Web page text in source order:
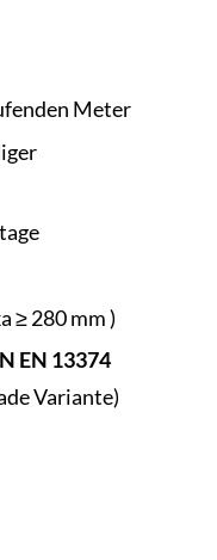
Meter
≥ 280 mm )
EN 13374
Variante)